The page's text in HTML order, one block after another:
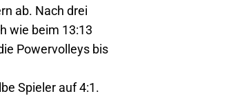
ab. Nach drei
wie beim 13:13
Powervolleys bis
Spieler auf 4:1.